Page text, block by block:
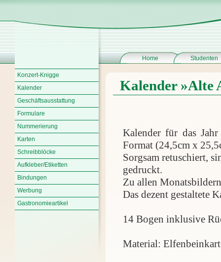
Home Studenten
Konzert-Knigge
Kalender
Geschäftsausstattung
Formulare
Nummerierung
Karten
Schreibblöcke
Aufkleber/Etiketten
Bindungen
Werbung
Gastronomieartikel
Kalender »Alte
Kalender für das
Format (24,5cm x
Sorgsam retuschiert,
gedruckt.
Zu allen
Das dezent gestaltete
14 Bogen inklusive
Material: